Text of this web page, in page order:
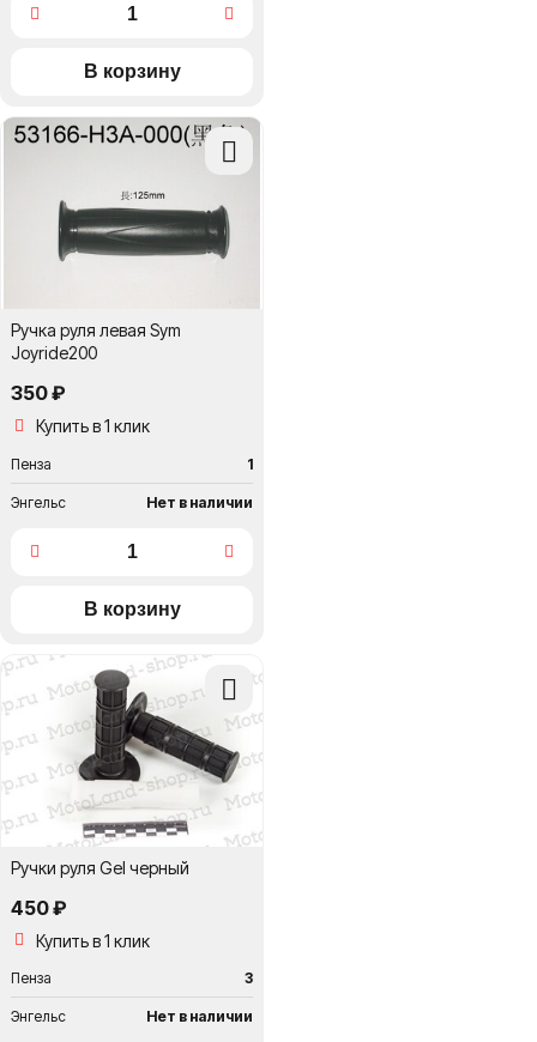
Добавить
Ручка руля левая Sym
Joyride200
350 ₽
Купить в 1 клик
Пенза 1
Энгельс Нет в наличии
Добавить
сравнение
Ручки руля Gel черный
450 ₽
Купить в 1 клик
Пенза 3
Энгельс Нет в наличии